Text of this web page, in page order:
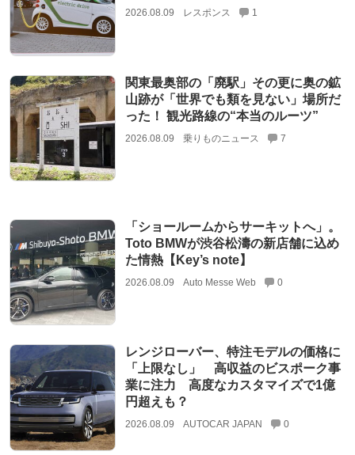
2026.08.09 レスポンス 1
関東最奥部の「廃駅」その更に奥の鉱
山跡が「世界でも類を見ない」場所だ
った！ 観光路線の“本当のルーツ”
2026.08.09 乗りものニュース 7
「ショールームからサーキットへ」。
Toto BMWが渋谷松濤の新店舗に込め
た情熱【Key’s note】
2026.08.09 Auto Messe Web 0
レンジローバー、特注モデルの価格に
「上限なし」 高収益のビスポーク事
業に注力 高度なカスタマイズで1億
円超えも？
2026.08.09 AUTOCAR JAPAN 0